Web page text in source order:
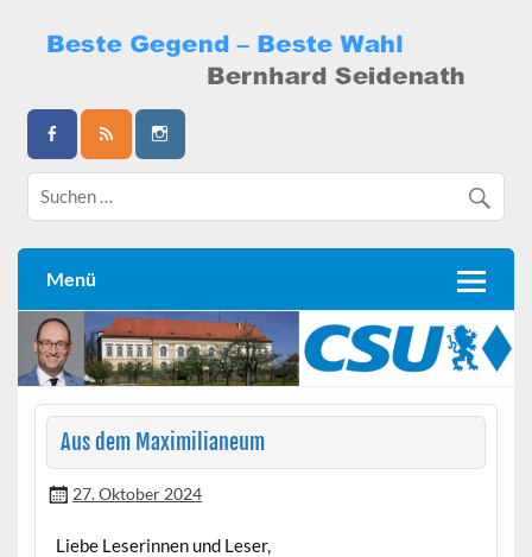
content
Bernhard Seidenath
Menü
Aus dem Maximilianeum
27. Oktober 2024
‌Liebe Leserin­nen und Leser,